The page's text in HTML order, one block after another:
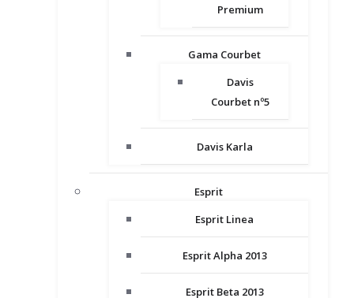
Premium
Gama Courbet
Davis
Courbet nº5
Davis Karla
Esprit
Esprit Linea
Esprit Alpha 2013
Esprit Beta 2013